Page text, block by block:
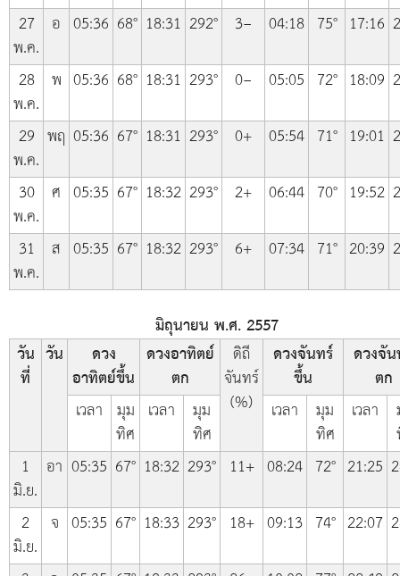
27
พ.ค.
อ 05:36 68° 18:31 292° 3− 04:18 75° 17:16
28
พ.ค.
พ 05:36 68° 18:31 293° 0− 05:05 72° 18:09
29
พ.ค.
พฤ 05:36 67° 18:31 293° 0+ 05:54 71° 19:01
30
พ.ค.
ศ 05:35 67° 18:32 293° 2+ 06:44 70° 19:52
31
พ.ค.
ส 05:35 67° 18:32 293° 6+ 07:34 71° 20:39
มิถุนายน พ.ศ. 2557
วัน
ที่
วัน ดวง
อาทิตย์ขึ้น
ดวงอาทิตย์
ตก
ดิถี
จันทร์
(%)
ดวงจันทร์
ขึ้น
ดวงจั
ตก
เวลา มุม
ทิศ
เวลา มุม
ทิศ
เวลา มุม
ทิศ
เวลา
1
มิ.ย.
อา 05:35 67° 18:32 293° 11+ 08:24 72° 21:25
2
มิ.ย.
จ 05:35 67° 18:33 293° 18+ 09:13 74° 22:07